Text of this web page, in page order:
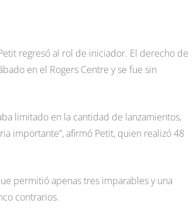
regresó al rol de iniciador. El derecho de
en el Rogers Centre y se fue sin
limitado en la cantidad de lanzamientos,
importante”, afirmó Petit, quien realizó 48
permitió apenas tres imparables y una
contrarios.